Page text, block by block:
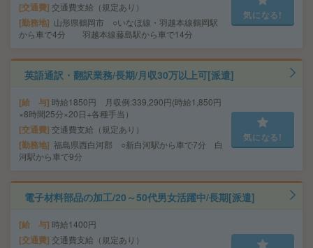
交通費 交通費支給（規定あり）
勤務地
山形県鶴岡市 ○いなほ線・羽越本線鶴岡駅
から車で4分 羽越本線藤島駅から車で14分
気になる!
英語通訳・翻訳業務/長期/月収30万以上可[派遣]
給 与 時給1850円 月収例:339,290円(時給1,850円
×8時間25分×20日+各種手当）
交通費 交通費支給（規定あり）
勤務地 福島県西白河郡 ○新白河駅から車で7分 白
河駅から車で9分
気になる!
電子材料部品の加工/20～50代男女活躍中/長期[派遣]
給 与 時給1400円
交通費 交通費支給（規定あり）